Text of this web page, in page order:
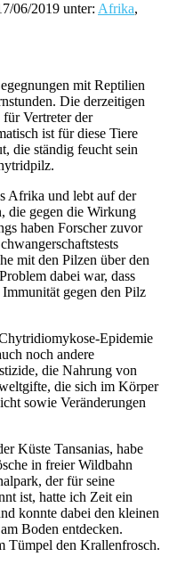
06/2019 unter: Afrika,
mit Reptilien
Die derzeitigen
Vertreter der
ist für diese Tiere
die ständig feucht sein
Afrika und lebt auf der
die gegen die Wirkung
haben Forscher zuvor
mit den Pilzen über den
dabei war, dass
gegen den Pilz
Epidemie
noch andere
die Nahrung von
die sich im Körper
sowie Veränderungen
Küste Tansanias, habe
in freier Wildbahn
der für seine
ist, hatte ich Zeit ein
konnte dabei den kleinen
Boden entdecken.
Tümpel den Krallenfrosch.